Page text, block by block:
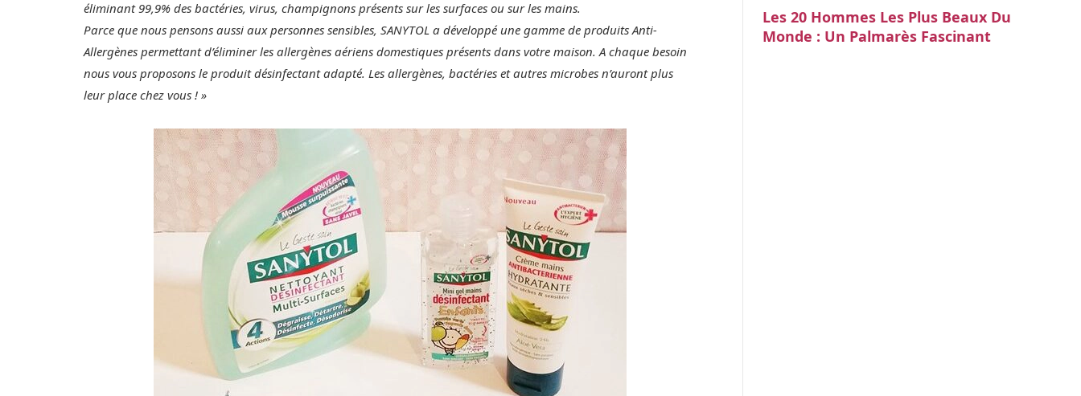
éliminant 99,9% des bactéries, virus, champignons présents sur les surfaces ou sur les mains.
Parce que nous pensons aussi aux personnes sensibles, SANYTOL a développé une gamme de produits Anti-
Allergènes permettant d’éliminer les allergènes aériens domestiques présents dans votre maison. A chaque besoin
nous vous proposons le produit désinfectant adapté. Les allergènes, bactéries et autres microbes n’auront plus
leur place chez vous ! »
Les 20 Hommes Les Plus Beaux Du
Monde : Un Palmarès Fascinant